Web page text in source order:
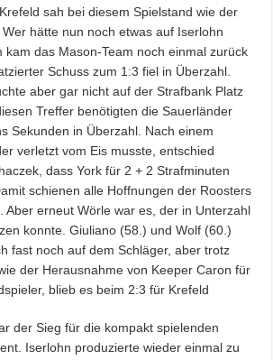
sah bei diesem Spielstand wie der
hätte nun noch etwas auf Iserlohn
kam das Mason-Team noch einmal zurück
Schuss zum 1:3 fiel in Überzahl.
aber gar nicht auf der Strafbank Platz
Treffer benötigten die Sauerländer
Sekunden in Überzahl. Nach einem
verletzt vom Eis musste, entschied
dass York für 2 + 2 Strafminuten
schienen alle Hoffnungen der Roosters
Aber erneut Wörle war es, der in Unterzahl
konnte. Giuliano (58.) und Wolf (60.)
fast noch auf dem Schläger, aber trotz
der Herausnahme von Keeper Caron für
blieb es beim 2:3 für Krefeld
der Sieg für die kompakt spielenden
Iserlohn produzierte wieder einmal zu